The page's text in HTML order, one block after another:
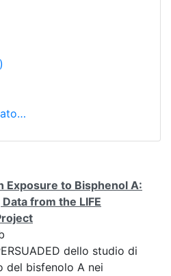
Exposure to Bisphenol A:
from the LIFE
dello studio di
del bisfenolo A nei